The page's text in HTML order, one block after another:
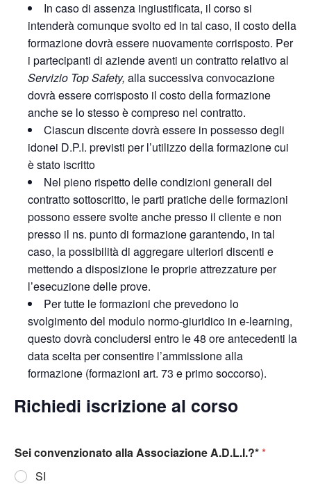
In caso di assenza ingiustificata, il corso si
intenderà comunque svolto ed in tal caso, il costo della
formazione dovrà essere nuovamente corrisposto. Per
i partecipanti di aziende aventi un contratto relativo al
Servizio Top Safety, alla successiva convocazione
dovrà essere corrisposto il costo della formazione
anche se lo stesso è compreso nel contratto.
Ciascun discente dovrà essere in possesso degli
idonei D.P.I. previsti per l’utilizzo della formazione cui
è stato iscritto
Nel pieno rispetto delle condizioni generali del
contratto sottoscritto, le parti pratiche delle formazioni
possono essere svolte anche presso il cliente e non
presso il ns. punto di formazione garantendo, in tal
caso, la possibilità di aggregare ulteriori discenti e
mettendo a disposizione le proprie attrezzature per
l’esecuzione delle prove.
Per tutte le formazioni che prevedono lo
svolgimento del modulo normo-giuridico in e-learning,
questo dovrà concludersi entro le 48 ore antecedenti la
data scelta per consentire l’ammissione alla
formazione (formazioni art. 73 e primo soccorso).
Richiedi iscrizione al corso
Sei convenzionato alla Associazione A.D.L.I.?**
SI